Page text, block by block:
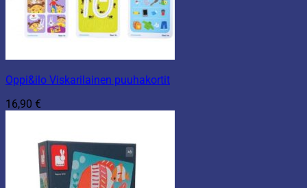
Oppi&ilo Viskarilainen puuhakortit
16,90 €